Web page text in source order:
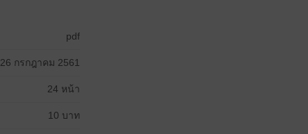
pdf
26 กรกฎาคม 2561
24 หน้า
10 บาท